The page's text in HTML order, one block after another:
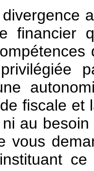
financier
fiscale et
au
vous
instituant